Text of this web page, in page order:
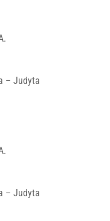
– Judyta
– Judyta